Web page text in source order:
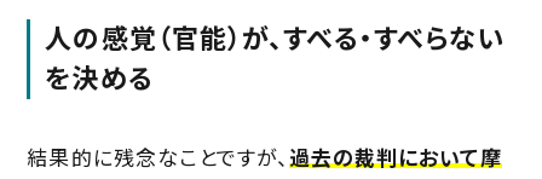
人の感覚（官能）が、すべる・すべらない
を決める
結果的に残念なことですが、過去の裁判において摩